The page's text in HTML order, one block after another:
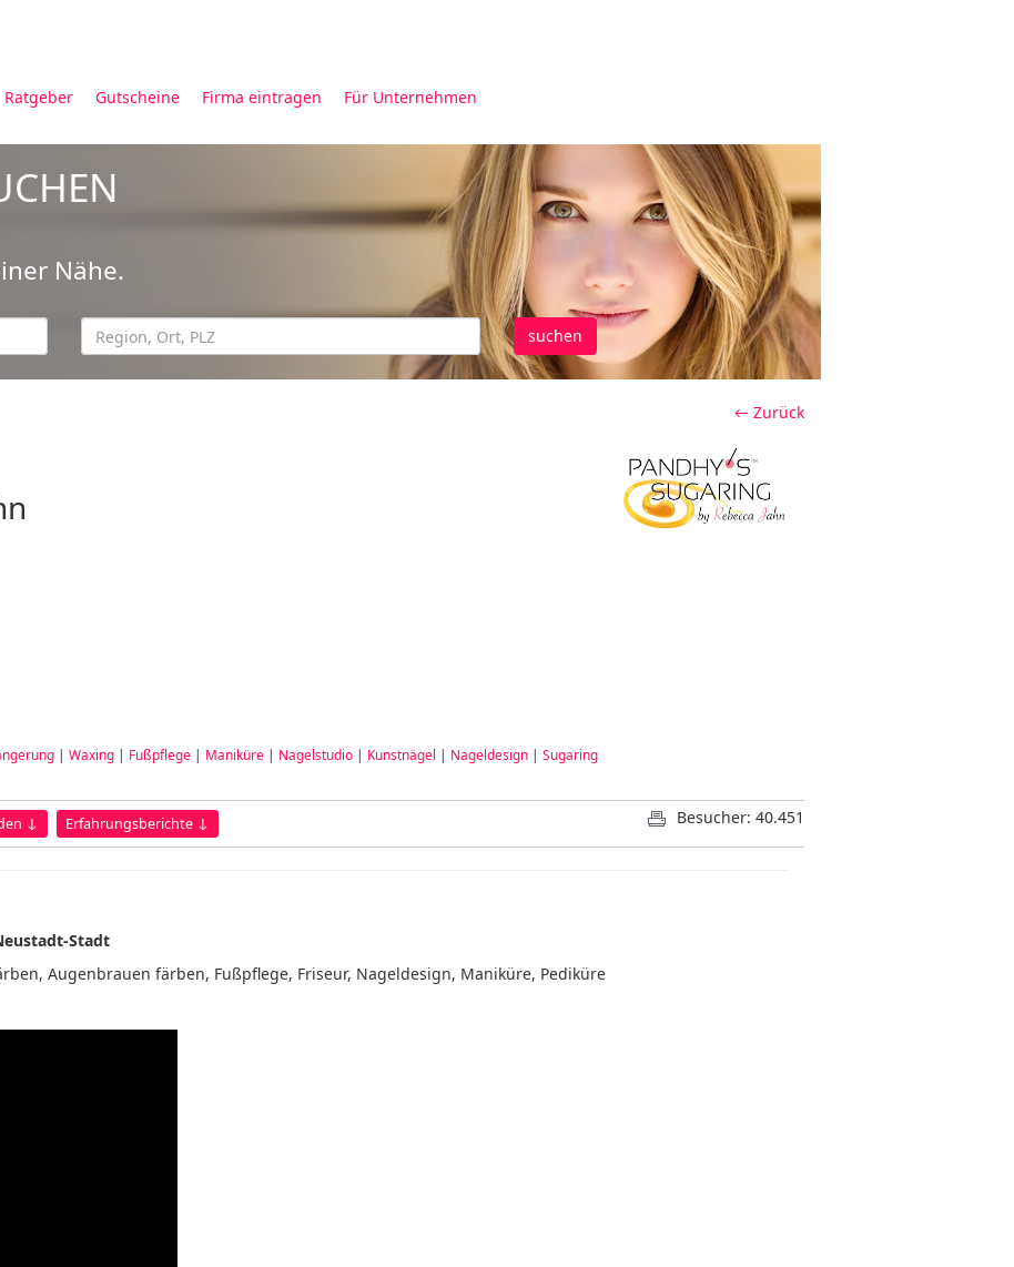
Ratgeber Gutscheine Firma eintragen Für Unternehmen
Nähe.
suchen
← Zurück
| Waxing | Fußpflege | Maniküre | Nagelstudio | Kunstnägel | Nageldesign | Sugaring
↓ Erfahrungsberichte ↓ Besucher: 40.451
Stadt
Augenbrauen färben, Fußpflege, Friseur, Nageldesign, Maniküre, Pediküre